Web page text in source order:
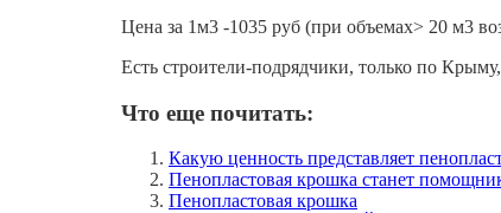
Цена за 1м3 -1035 руб (при объемах> 20 м3
Есть строители-подрядчики, только по
Что еще почитать:
Какую ценность представляет
Пенопластовая крошка станет
Пенопластовая крошка